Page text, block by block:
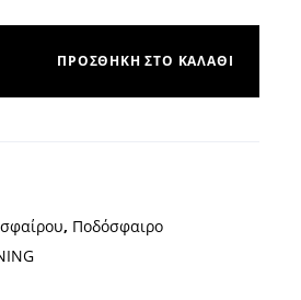
ΠΡΟΣΘΉΚΗ ΣΤΟ ΚΑΛΆΘΙ
, Ποδόσφαιρο